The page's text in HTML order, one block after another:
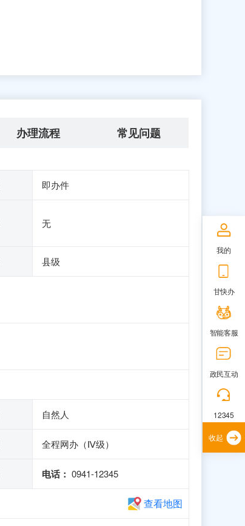
办理流程 常见问题
即办件
无
县级
自然人
全程网办（Ⅳ级）
电话： 0941-12345
查看地图
我的
甘快办
智能客服
政民互动
12345
收起